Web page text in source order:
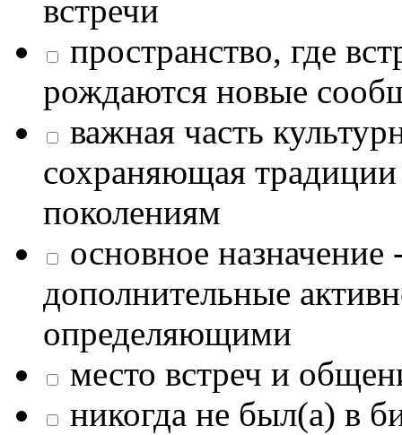
встречи
пространство, где
рождаются новые
важная часть
сохраняющая
поколениям
основное назначение
дополнительные
определяющими
место встреч и
никогда не был(а) в